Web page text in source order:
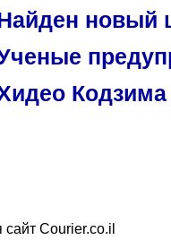
Courier.co.il